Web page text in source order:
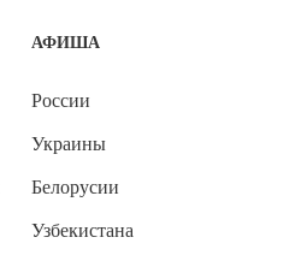
АФИША
России
Украины
Белорусии
Узбекистана